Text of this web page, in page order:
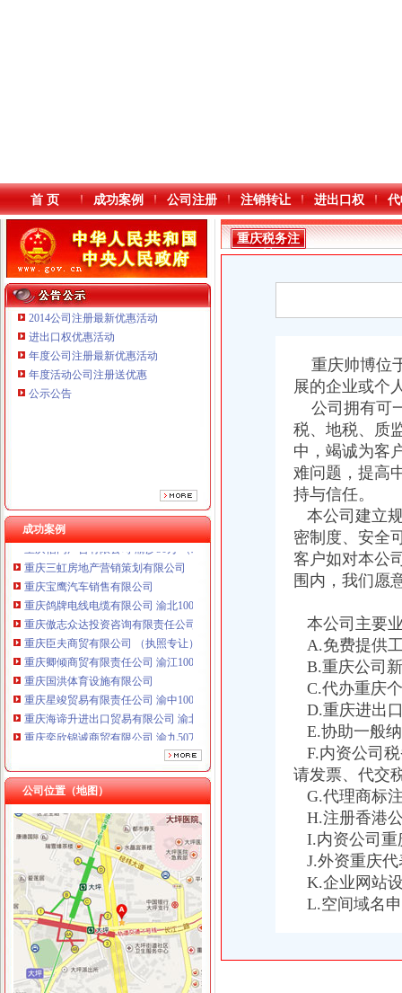
本站导航
首 页 成功案例 公司注册 注销转让 进出口权
2014公司注册最新优惠活动
进出口权优惠活动
年度公司注册最新优惠活动
年度活动公司注册送优惠
公示公告
成功案例
重庆鸽牌电线电缆有限公司 渝北10010万 (进出口权)
重庆傲志众达投资咨询有限责任公司 渝九1000万 （增资）
重庆海谛升进出口贸易有限公司 渝北100万 （进出口权）
重庆奕欣锦诚商贸有限公司 渝九50万 （工商注册）
重庆信同广告有限公司 渝沙50万 （工商注册）
重庆三虹房地产营销策划有限公司
重庆宝鹰汽车销售有限公司
重庆鸽牌电线电缆有限公司 渝北10010万 (进出口权)
重庆傲志众达投资咨询有限责任公司 渝九1000万 （增资）
重庆臣夫商贸有限公司 （执照专让）
重庆卿倾商贸有限责任公司 渝江100万 （工商注册）
重庆国洪体育设施有限公司
重庆星竣贸易有限责任公司 渝中100万 （进出口权）
重庆海谛升进出口贸易有限公司 渝北100万 （进出口权）
重庆奕欣锦诚商贸有限公司 渝九50万 （工商注册）
重庆信同广告有限公司 渝沙50万 （工商注册）
重庆三虹房地产营销策划有限公司
重庆宝鹰汽车销售有限公司
公司位置（地图）
重庆税务注销
【重庆亿源财税融资咨询代办营业执照营业哪家比较好】价格,厂家,
为什么需要撤销西部吸直辖市？2011年四川上缴中央的税收是重庆的
税务代理服务、帐务清理-重庆便民网
《一般纳税人注销流程》100篇第一文库网
重庆工商注册代理记账变更税务财务佼佼泽工商
重庆税务注
销
重庆帅博位
展的企业或个
公司拥有可
税、地税、质
中，竭诚为客
难问题，提高
持与信任。
本公司建立
密制度、安全
客户如对本公
围内，我们愿
本公司主要
A.免费提供
B.重庆公司
C.代办重庆
D.重庆进出
E.协助一般
F.内资公司
请发票、代交
G.代理商标
H.注册香港
I.内资公司重
J.外资重庆代
K.企业网站
L.空间域名